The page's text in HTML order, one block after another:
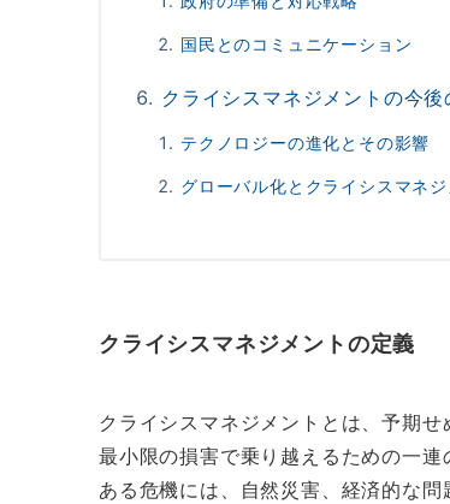
国民とのコミュニケーション
クライシスマネジメントの今後
テクノロジーの進化とその影響
グローバル化とクライシスマネジ
クライシスマネジメントの定義
クライシスマネジメントとは、予期
最小限の損害で乗り越えるための一
ある危機には、自然災害、経済的な